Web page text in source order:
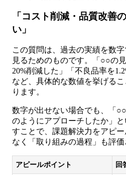
「コスト削減・品質改善
い」
この質問は、過去の実績を数
見るためのものです。「○○の
20%削減した」「不良品率を
など、具体的な数値を挙げる
ります。
数字が出せない場合でも、「
のようにアプローチしたか」
すことで、課題解決力をアピ
なく「取り組みの過程」も評価
アピールポイント 回